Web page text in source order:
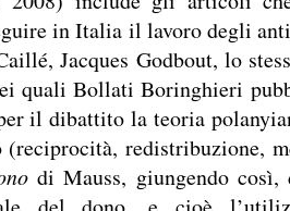
in Italia il lavoro degli
Jacques Godbout, lo
quali Bollati Boringhieri
il dibattito la teoria
redistribuzione,
di Mauss, giungendo